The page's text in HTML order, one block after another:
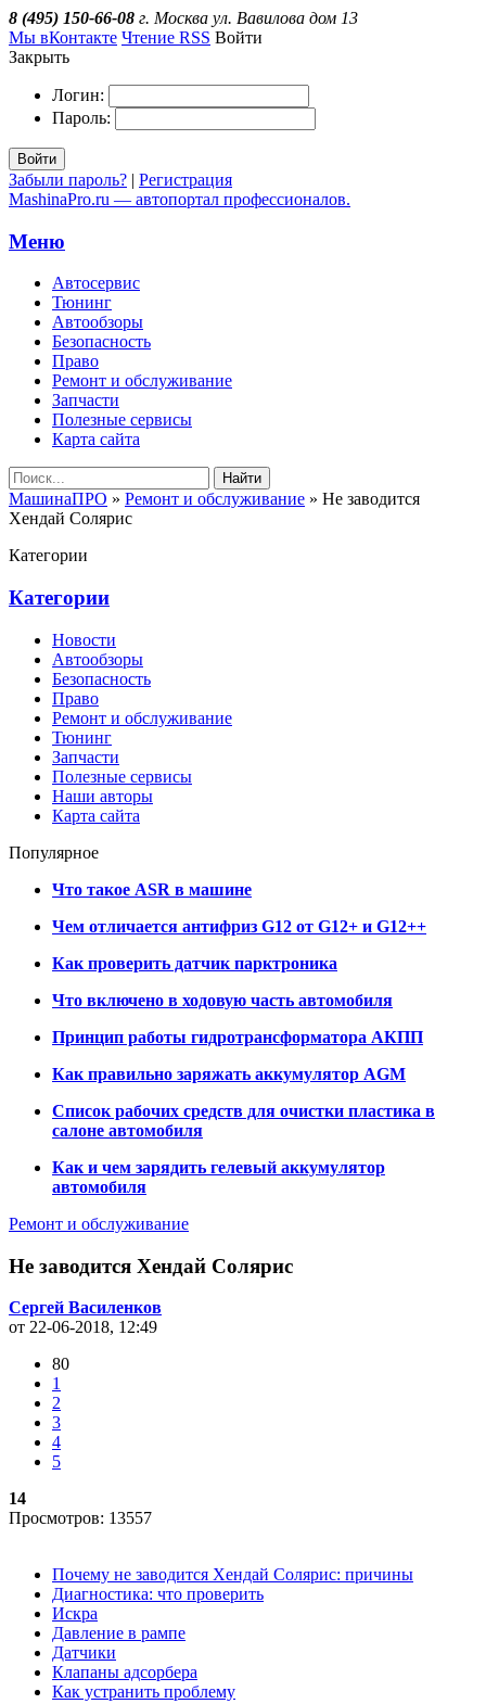
8 (495) 150-66-08 г. Москва ул. Вавилова дом 13
Мы вКонтакте Чтение RSS Войти
Закрыть
Логин:
Пароль:
Войти
Забыли пароль? | Регистрация
MashinaPro.ru — автопортал профессионалов.
Меню
Автосервис
Тюнинг
Автообзоры
Безопасность
Право
Ремонт и обслуживание
Запчасти
Полезные сервисы
Карта сайта
Найти
МашинаПРО » Ремонт и обслуживание » Не заводится
Хендай Солярис
Категории
Категории
Новости
Автообзоры
Безопасность
Право
Ремонт и обслуживание
Тюнинг
Запчасти
Полезные сервисы
Наши авторы
Карта сайта
Популярное
Что такое ASR в машине
Чем отличается антифриз G12 от G12+ и G12++
Как проверить датчик парктроника
Что включено в ходовую часть автомобиля
Принцип работы гидротрансформатора АКПП
Как правильно заряжать аккумулятор AGM
Список рабочих средств для очистки пластика в
салоне автомобиля
Как и чем зарядить гелевый аккумулятор
автомобиля
Ремонт и обслуживание
Не заводится Хендай Солярис
Сергей Василенков
от 22-06-2018, 12:49
80
1
2
3
4
5
14
Просмотров: 13557
Почему не заводится Хендай Солярис: причины
Диагностика: что проверить
Искра
Давление в рампе
Датчики
Клапаны адсорбера
Как устранить проблему